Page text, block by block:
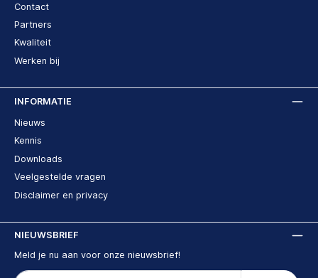
Contact
Partners
Kwaliteit
Werken bij
INFORMATIE
Nieuws
Kennis
Downloads
Veelgestelde vragen
Disclaimer en privacy
NIEUWSBRIEF
Meld je nu aan voor onze nieuwsbrief!
E-